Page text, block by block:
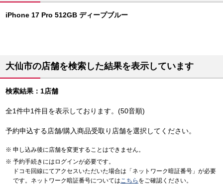
iPhone 17 Pro 512GB ディープブルー
大仙市の店舗を検索した結果を表示しています
検索結果：1店舗
全1件中1件目を表示しております。(50音順)
予約申込する店舗/購入商品受取り店舗を選択してください。
申し込み後に店舗を変更することはできません。
予約手続きにはログインが必要です。
ドコモ回線にてアクセスいただいた場合は「ネットワーク暗証番号」が必要
です。ネットワーク暗証番号についてはこちら をご確認ください。